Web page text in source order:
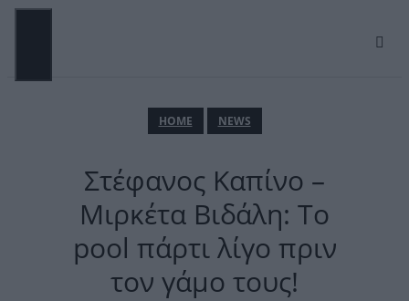
Μετάβαση
ΗΟΜΕ NEWS
Στέφανος Καπίνο –
Μιρκέτα Βιδάλη: Το
pool πάρτι λίγο πριν
τον γάμο τους!